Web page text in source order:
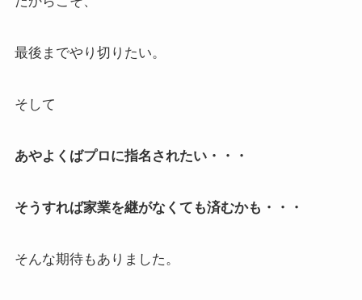
最後までやり切りたい。
そして
あやよくばプロに指名されたい・・・
そうすれば家業を継がなくても済むかも・・・
そんな期待もありました。